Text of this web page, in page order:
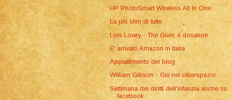
HP PhotoSmart Wireless All In One
La più slim di tutte
Lois Lowry - The Giver, il donatore
E' arrivato Amazon in Italia
Appiattimento dei blog
William Gibson - Giù nel ciberspazio
Settimana dei diritti dell'infanzia anche su
facebook